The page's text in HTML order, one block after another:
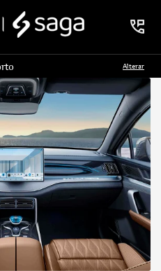
Alterar